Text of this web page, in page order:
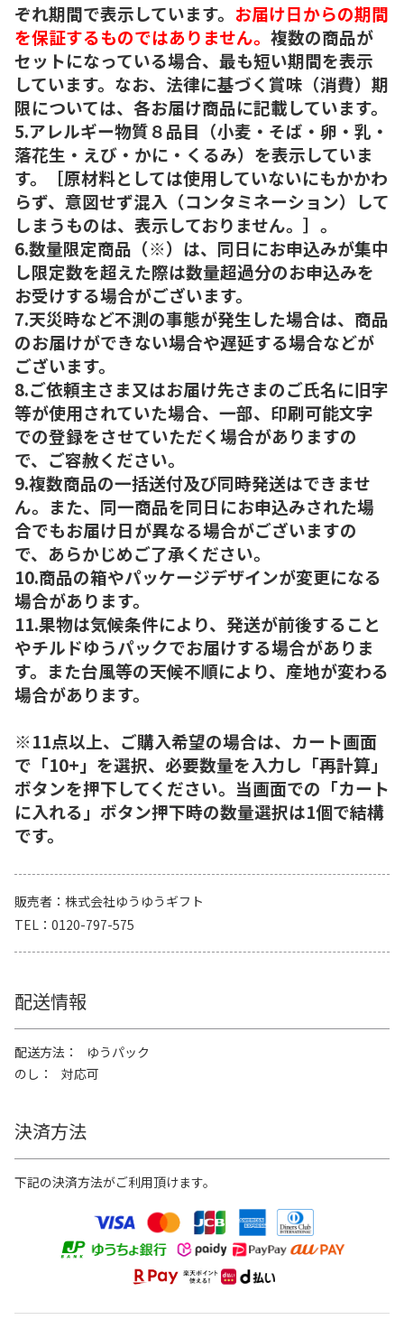
ぞれ期間で表示しています。 お届け日からの期間
を保証するものではありません。 複数の商品が
セットになっている場合、最も短い期間を表示
しています。なお、法律に基づく賞味（消費）期
限については、各お届け商品に記載しています。
5.アレルギー物質８品目（小麦・そば・卵・乳・
落花生・えび・かに・くるみ）を表示していま
す。［原材料としては使用していないにもかかわ
らず、意図せず混入（コンタミネーション）して
しまうものは、表示しておりません。］。
6.数量限定商品（※）は、同日にお申込みが集中
し限定数を超えた際は数量超過分のお申込みを
お受けする場合がございます。
7.天災時など不測の事態が発生した場合は、商品
のお届けができない場合や遅延する場合などが
ございます。
8.ご依頼主さま又はお届け先さまのご氏名に旧字
等が使用されていた場合、一部、印刷可能文字
での登録をさせていただく場合がありますの
で、ご容赦ください。
9.複数商品の一括送付及び同時発送はできませ
ん。また、同一商品を同日にお申込みされた場
合でもお届け日が異なる場合がございますの
で、あらかじめご了承ください。
10.商品の箱やパッケージデザインが変更になる
場合があります。
11.果物は気候条件により、発送が前後すること
やチルドゆうパックでお届けする場合がありま
す。また台風等の天候不順により、産地が変わる
場合があります。
※11点以上、ご購入希望の場合は、カート画面
で「10+」を選択、必要数量を入力し「再計算」
ボタンを押下してください。当画面での「カート
に入れる」ボタン押下時の数量選択は1個で結構
です。
販売者
株式会社ゆうゆうギフト
TEL
0120-797-575
配送情報
配送方法
ゆうパック
のし
対応可
決済方法
下記の決済方法がご利用頂けます。